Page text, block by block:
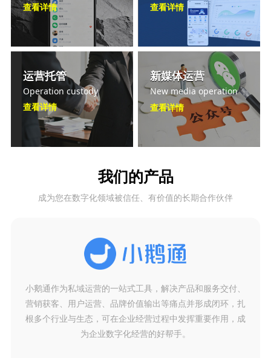
查看详情
查看详情
运营托管
Operation custody
查看详情
新媒体运营
New media operation
查看详情
我们的产品
成为您在数字化领域被信任、有价值的长期合作伙伴
小鹅通作为私域运营的一站式工具，解决产品和服务交付、
营销获客、用户运营、品牌价值输出等痛点并形成闭环，扎
根多个行业与生态，可在企业经营过程中发挥重要作用，成
为企业数字化经营的好帮手。